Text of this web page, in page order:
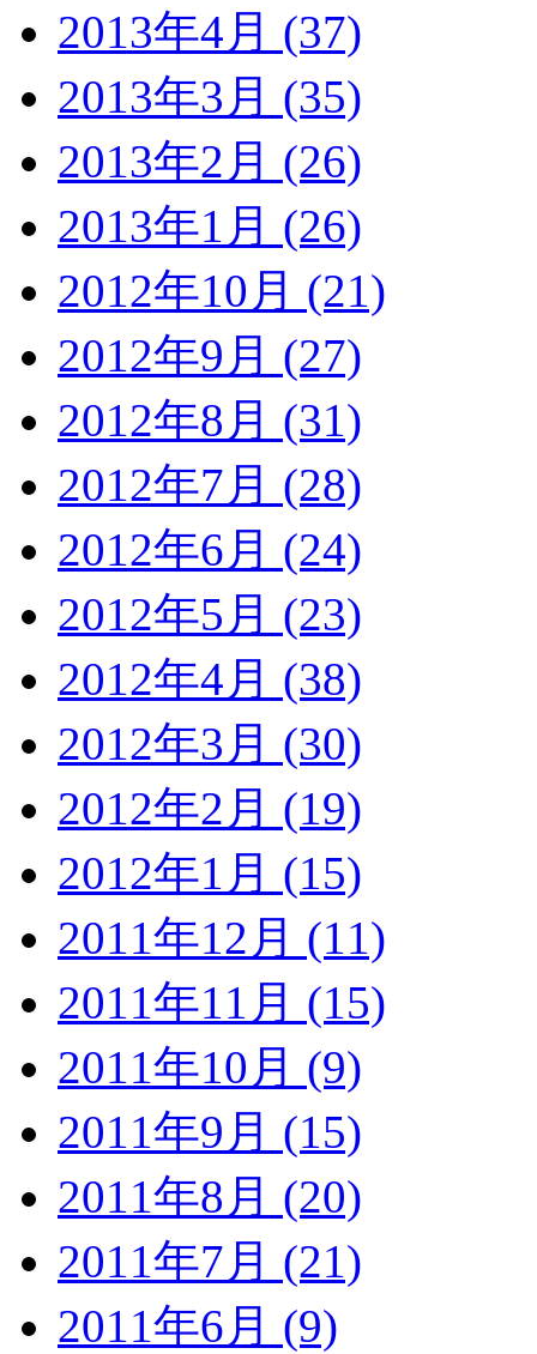
2013年4月 (37)
2013年3月 (35)
2013年2月 (26)
2013年1月 (26)
2012年10月 (21)
2012年9月 (27)
2012年8月 (31)
2012年7月 (28)
2012年6月 (24)
2012年5月 (23)
2012年4月 (38)
2012年3月 (30)
2012年2月 (19)
2012年1月 (15)
2011年12月 (11)
2011年11月 (15)
2011年10月 (9)
2011年9月 (15)
2011年8月 (20)
2011年7月 (21)
2011年6月 (9)